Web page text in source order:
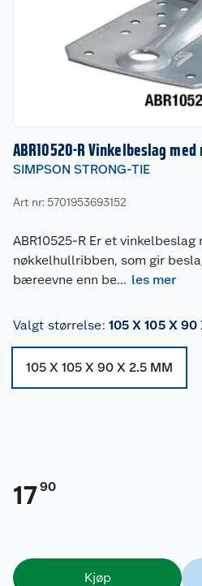
ABR10520-R Vinkelbeslag med
SIMPSON STRONG-TIE
Art nr: 5701953693152
ABR10525-R Er et
nøkkelhullribben, som gir
bæreevne enn be... les mer
Valgt størrelse: 105 X 105 X 90
105 X 105 X 90 X 2.5 MM
1790
Kjøp